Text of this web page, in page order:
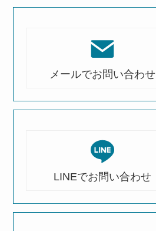
メールでお問い合わせ
LINEでお問い合わせ